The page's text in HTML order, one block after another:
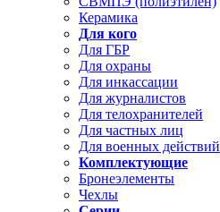
Керамика
Для кого
Для ГБР
Для охраны
Для инкассации
Для журналистов
Для телохранителей
Для частных лиц
Для военных действий
Комплектующие
Бронеэлементы
Чехлы